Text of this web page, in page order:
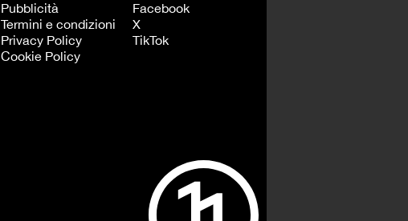
Pubblicità
Termini e condizioni
Privacy Policy
Cookie Policy
Facebook
X
TikTok